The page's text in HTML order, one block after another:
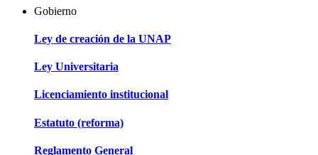
Gobierno
Ley de creación de la UNAP
Ley Universitaria
Licenciamiento institucional
Estatuto (reforma)
Reglamento General